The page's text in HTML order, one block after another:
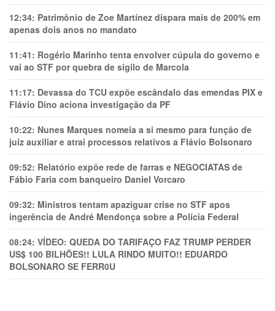
12:34: Patrimônio de Zoe Martínez dispara mais de 200% em
apenas dois anos no mandato
11:41: Rogério Marinho tenta envolver cúpula do governo e
vai ao STF por quebra de sigilo de Marcola
11:17: Devassa do TCU expõe escândalo das emendas PIX e
Flávio Dino aciona investigação da PF
10:22: Nunes Marques nomeia a si mesmo para função de
juiz auxiliar e atrai processos relativos a Flávio Bolsonaro
09:52: Relatório expõe rede de farras e NEGOCIATAS de
Fábio Faria com banqueiro Daniel Vorcaro
09:32: Ministros tentam apaziguar crise no STF apos
ingerência de André Mendonça sobre a Polícia Federal
08:24: VÍDEO: QUEDA DO TARIFAÇO FAZ TRUMP PERDER
US$ 100 BILHÕES!! LULA RINDO MUITO!! EDUARDO
BOLSONARO SE FERR0U